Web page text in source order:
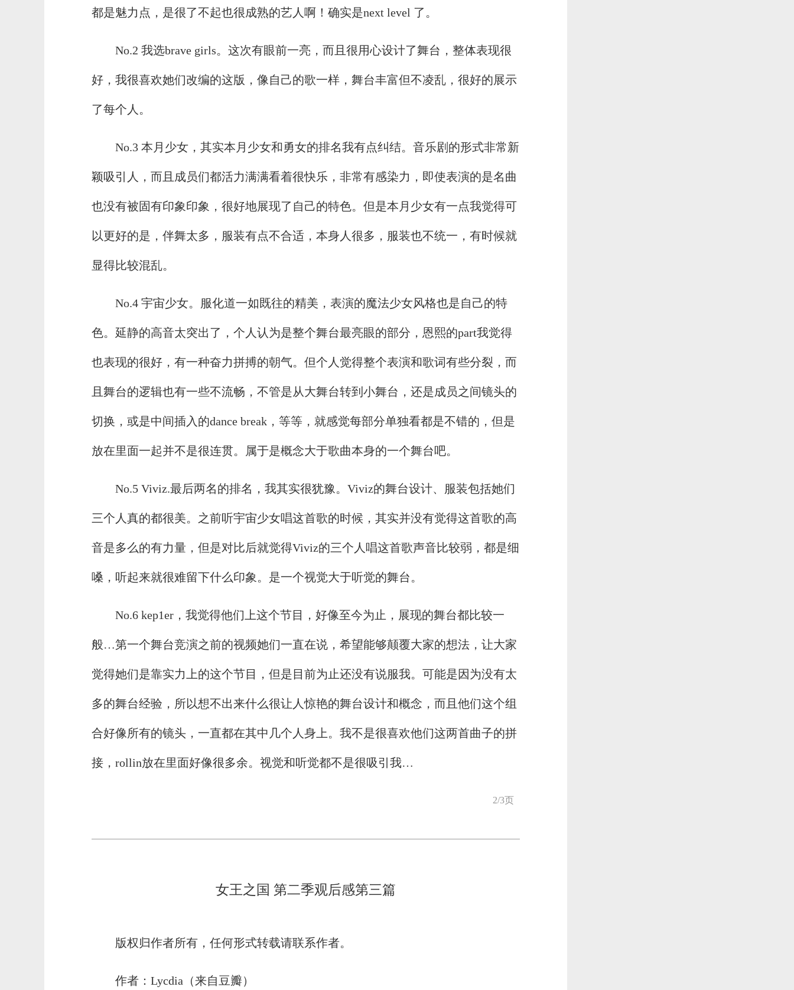
都是魅力点，是很了不起也很成熟的艺人啊！确实是next level 了。
No.2 我选brave girls。这次有眼前一亮，而且很用心设计了舞台，整体表现很
好，我很喜欢她们改编的这版，像自己的歌一样，舞台丰富但不凌乱，很好的展示
了每个人。
No.3 本月少女，其实本月少女和勇女的排名我有点纠结。音乐剧的形式非常新
颖吸引人，而且成员们都活力满满看着很快乐，非常有感染力，即使表演的是名曲
也没有被固有印象印象，很好地展现了自己的特色。但是本月少女有一点我觉得可
以更好的是，伴舞太多，服装有点不合适，本身人很多，服装也不统一，有时候就
显得比较混乱。
No.4 宇宙少女。服化道一如既往的精美，表演的魔法少女风格也是自己的特
色。延静的高音太突出了，个人认为是整个舞台最亮眼的部分，恩熙的part我觉得
也表现的很好，有一种奋力拼搏的朝气。但个人觉得整个表演和歌词有些分裂，而
且舞台的逻辑也有一些不流畅，不管是从大舞台转到小舞台，还是成员之间镜头的
切换，或是中间插入的dance break，等等，就感觉每部分单独看都是不错的，但是
放在里面一起并不是很连贯。属于是概念大于歌曲本身的一个舞台吧。
No.5 Viviz.最后两名的排名，我其实很犹豫。Viviz的舞台设计、服装包括她们
三个人真的都很美。之前听宇宙少女唱这首歌的时候，其实并没有觉得这首歌的高
音是多么的有力量，但是对比后就觉得Viviz的三个人唱这首歌声音比较弱，都是细
嗓，听起来就很难留下什么印象。是一个视觉大于听觉的舞台。
No.6 kep1er，我觉得他们上这个节目，好像至今为止，展现的舞台都比较一
般…第一个舞台竞演之前的视频她们一直在说，希望能够颠覆大家的想法，让大家
觉得她们是靠实力上的这个节目，但是目前为止还没有说服我。可能是因为没有太
多的舞台经验，所以想不出来什么很让人惊艳的舞台设计和概念，而且他们这个组
合好像所有的镜头，一直都在其中几个人身上。我不是很喜欢他们这两首曲子的拼
接，rollin放在里面好像很多余。视觉和听觉都不是很吸引我…
2/3页
女王之国 第二季观后感第三篇
版权归作者所有，任何形式转载请联系作者。
作者：Lycdia（来自豆瓣）